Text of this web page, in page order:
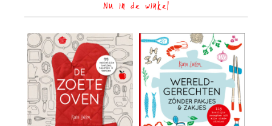
Nu in de winkel